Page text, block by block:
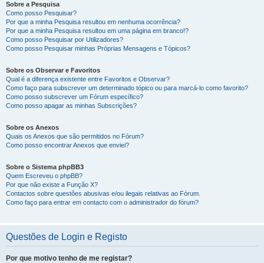
Sobre a Pesquisa
Como posso Pesquisar?
Por que a minha Pesquisa resultou em nenhuma ocorrência?
Por que a minha Pesquisa resultou em uma página em branco!?
Como posso Pesquisar por Utilizadores?
Como posso Pesquisar minhas Próprias Mensagens e Tópicos?
Sobre os Observar e Favoritos
Qual é a diferença existente entre Favoritos e Observar?
Como faço para subscrever um determinado tópico ou para marcá-lo como favorito?
Como posso subscrever um Fórum específico?
Como posso apagar as minhas Subscrições?
Sobre os Anexos
Quais os Anexos que são permitidos no Fórum?
Como posso encontrar Anexos que enviei?
Sobre o Sistema phpBB3
Quem Escreveu o phpBB?
Por que não existe a Função X?
Contactos sobre questões abusivas e/ou ilegais relativas ao Fórum.
Como faço para entrar em contacto com o administrador do fórum?
Questões de Login e Registo
Por que motivo tenho de me registar?